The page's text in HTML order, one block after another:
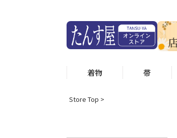
着物 帯
Store Top